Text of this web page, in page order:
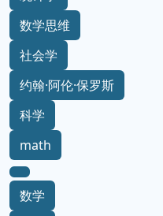
数学思维
社会学
约翰·阿伦·保罗斯
科学
math
数学